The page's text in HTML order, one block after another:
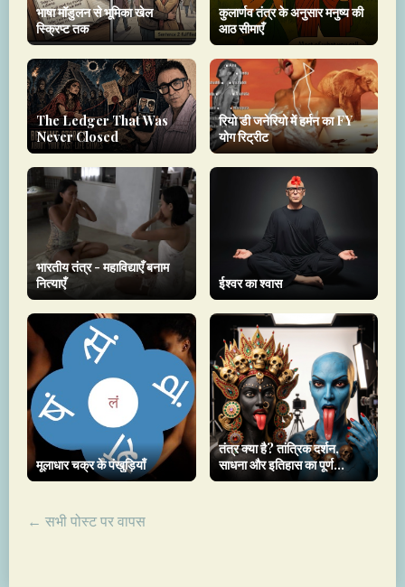
भाषा मॉडुलन से भूमिका खेल
स्क्रिप्ट तक
कुलार्णव तंत्र के अनुसार मनुष्य की
आठ सीमाएँ
The Ledger That Was
Never Closed
रियो डी जनेरियो में हर्मन का FY
योग रिट्रीट
भारतीय तंत्र - महाविद्याएँ बनाम
नित्याएँ
ईश्वर का श्वास
मूलाधार चक्र के पंखुड़ियाँ
तंत्र क्या है? तांत्रिक दर्शन,
साधना और इतिहास का पूर्ण
मार्गदर्शक
← सभी पोस्ट पर वापस